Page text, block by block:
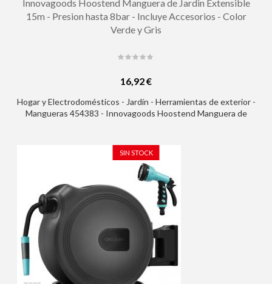
Innovagoods Hoostend Manguera de Jardin Extensible
15m - Presion hasta 8bar - Incluye Accesorios - Color
Verde y Gris
16,92 €
Hogar y Electrodomésticos - Jardín - Herramientas de exterior -
Mangueras 454383 - Innovagoods Hoostend Manguera de
SIN STOCK